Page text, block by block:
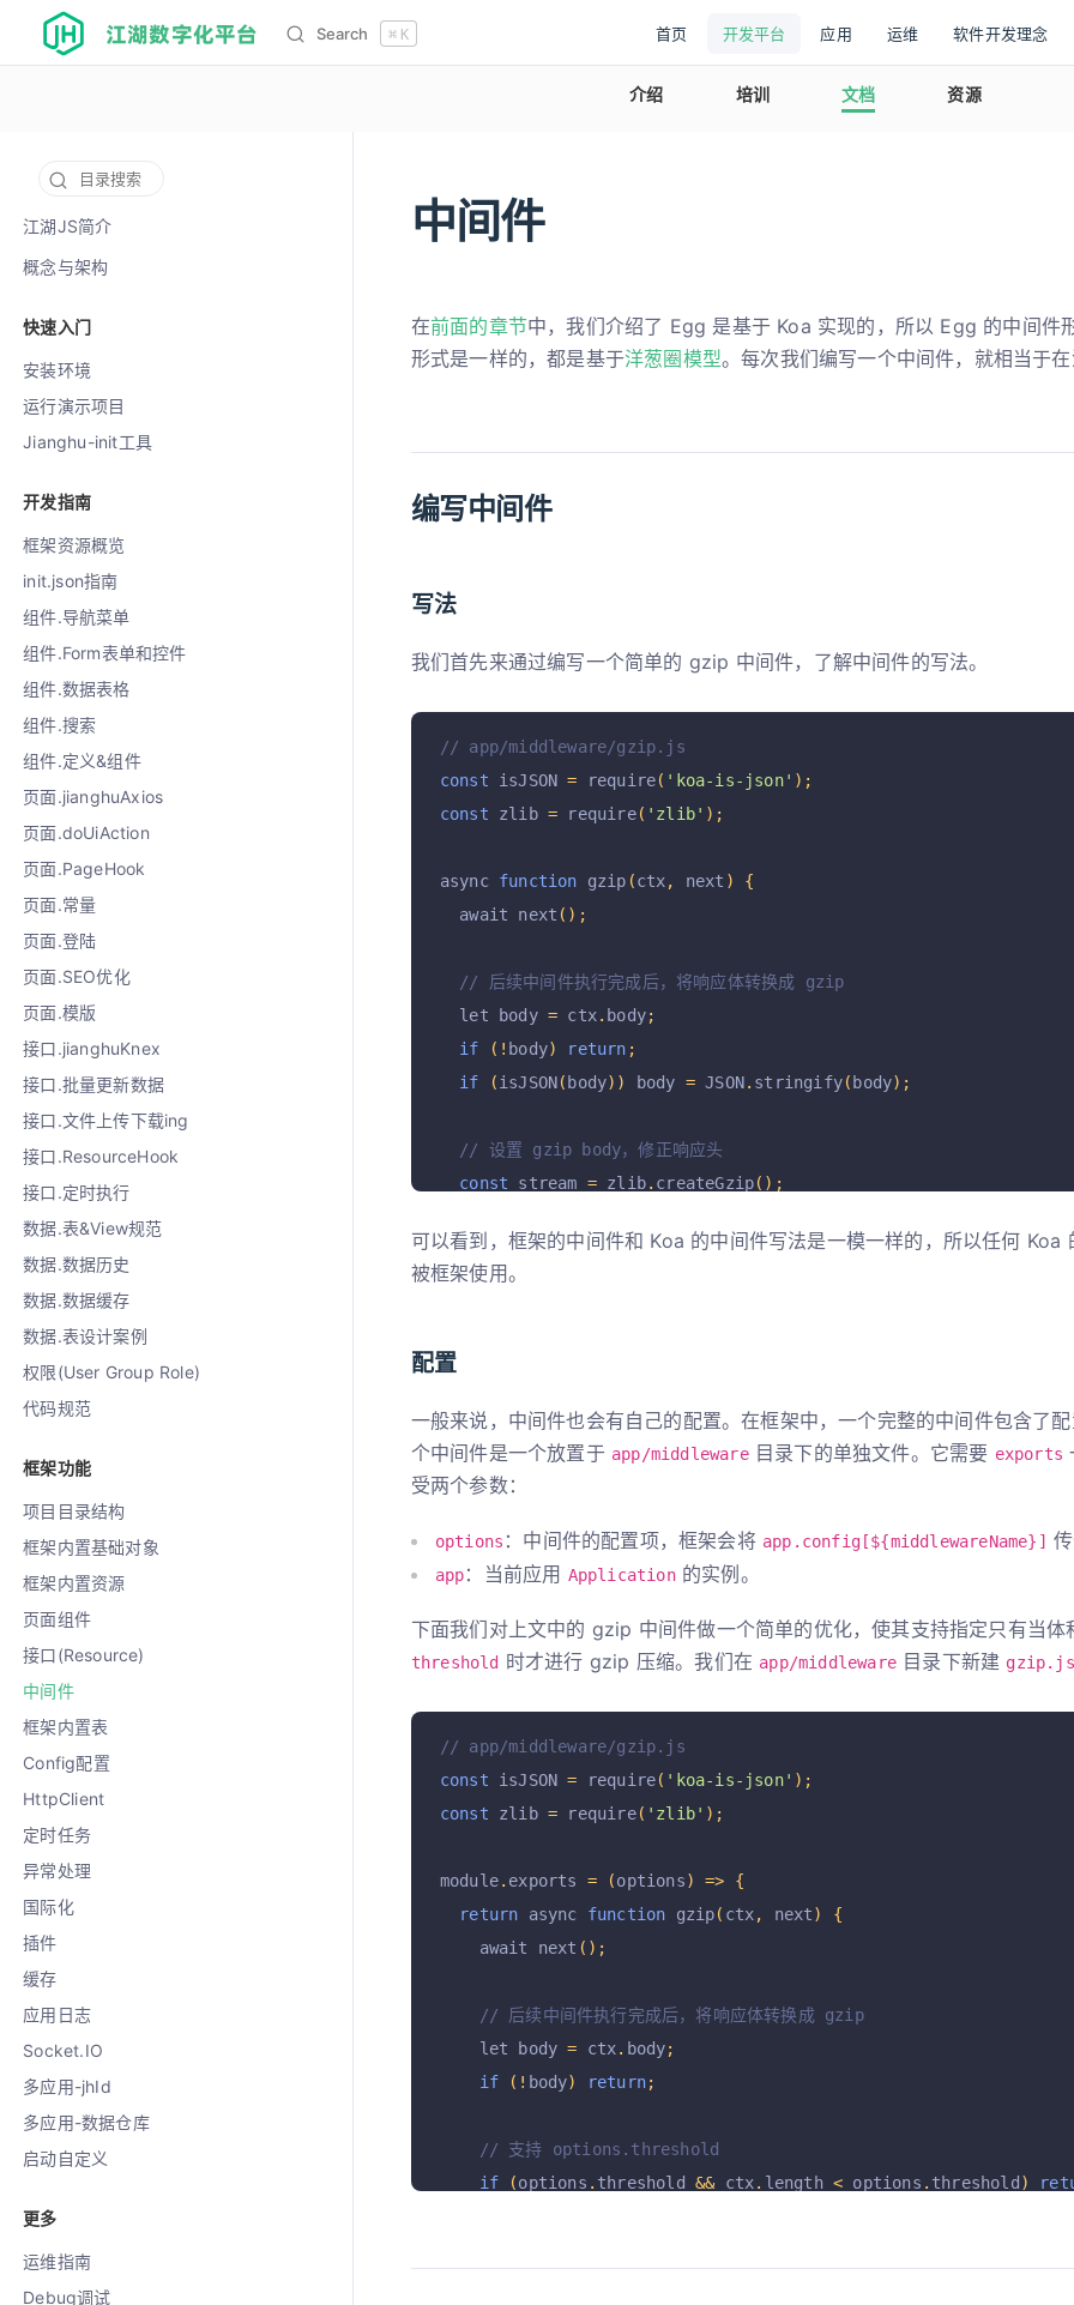
江湖数字化平台 Search ⌘ K 首页 开发平台 应用 运维 软件开发理念
介绍 培训 文档 资源
目录搜索
江湖JS简介
概念与架构
快速入门
安装环境
运行演示项目
Jianghu-init工具
开发指南
框架资源概览
init.json指南
组件.导航菜单
组件.Form表单和控件
组件.数据表格
组件.搜索
组件.定义&组件
页面.jianghuAxios
页面.doUiAction
页面.PageHook
页面.常量
页面.登陆
页面.SEO优化
页面.模版
接口.jianghuKnex
接口.批量更新数据
接口.文件上传下载ing
接口.ResourceHook
接口.定时执行
数据.表&View规范
数据.数据历史
数据.数据缓存
数据.表设计案例
权限(User Group Role)
代码规范
框架功能
项目目录结构
框架内置基础对象
框架内置资源
页面组件
接口(Resource)
中间件
框架内置表
Config配置
HttpClient
定时任务
异常处理
国际化
插件
缓存
应用日志
Socket.IO
多应用-jhId
多应用-数据仓库
启动自定义
更多
运维指南
Debug调试
中间件
12003
在前面的章节中，我们介绍了 Egg 是基于 Koa 实现的，所以 Egg 的中间件
形式是一样的，都是基于洋葱圈模型。每次我们编写一个中间件，就相当于
编写中间件
写法
我们首先来通过编写一个简单的 gzip 中间件，了解中间件的写法。
// app/middleware/gzip.js
const isJSON = require( 'koa-is-json' );
const zlib = require( 'zlib' );
async function gzip (ctx, next )
{
  await next
();
// 后续中间件执行完成后，将响应体转换成 gzip
  let body
= ctx. body;
if
(! body) return ;
if
(isJSON( body)) body = JSON. stringify( body);
// 设置 gzip body，修正响应头
const stream = zlib. createGzip();
  ctx
. body = stream;
  ctx
.set
可以看到，框架的中间件和 Koa 的中间件写法是一模一样的，所以任何 Koa
被框架使用。
配置
一般来说，中间件也会有自己的配置。在框架中，一个完整的中间件包含了
个中间件是一个放置于 app/middleware目录下的单独文件。它需要 exports
受两个参数：
options ：中间件的配置项，框架会将 app.config[${middlewareName}]
app：当前应用 Application的实例。
下面我们对上文中的 gzip 中间件做一个简单的优化，使其支持指定只有当体
threshold 时才进行 gzip 压缩。我们在 app/middleware 目录下新建 gzip.js
// app/middleware/gzip.js
const isJSON = require( 'koa-is-json' );
const zlib = require( 'zlib' );
module. exports = (options) =>
{
return async function gzip( ctx, next)
{
    await next
();
// 后续中间件执行完成后，将响应体转换成 gzip
    let body
= ctx. body;
if
(! body) return;
// 支持 options.threshold
if
(options . threshold && ctx. length < options . threshold )